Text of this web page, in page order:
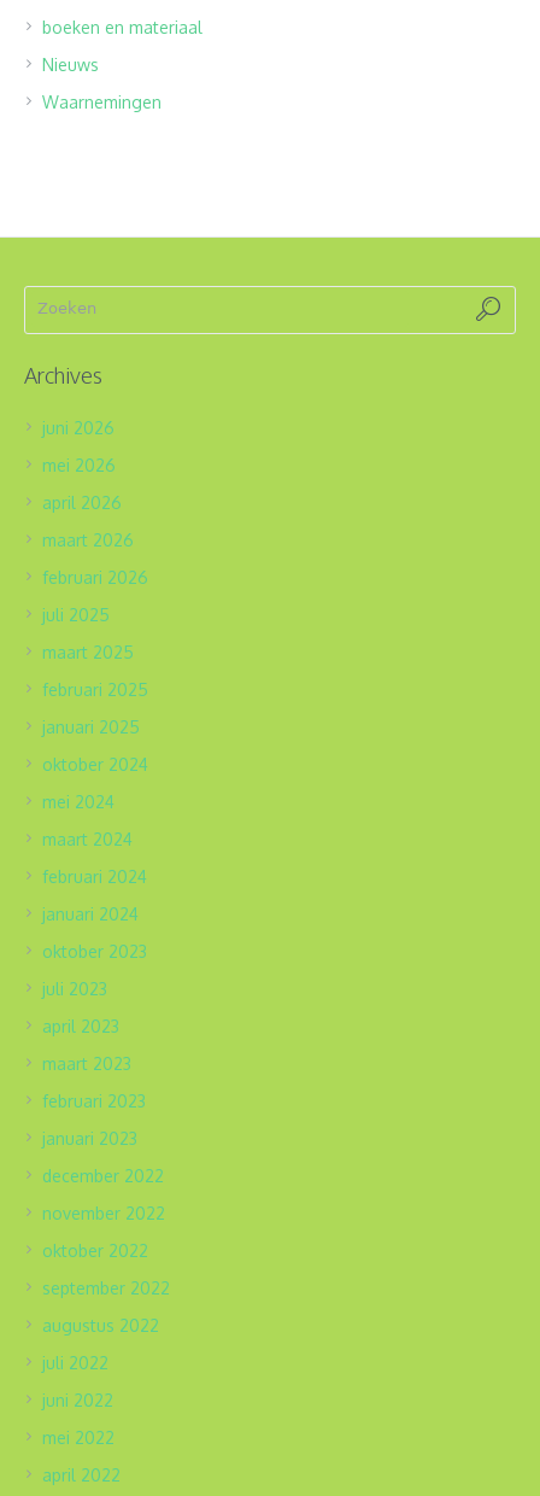
boeken en materiaal
Nieuws
Waarnemingen
Archives
juni 2026
mei 2026
april 2026
maart 2026
februari 2026
juli 2025
maart 2025
februari 2025
januari 2025
oktober 2024
mei 2024
maart 2024
februari 2024
januari 2024
oktober 2023
juli 2023
april 2023
maart 2023
februari 2023
januari 2023
december 2022
november 2022
oktober 2022
september 2022
augustus 2022
juli 2022
juni 2022
mei 2022
april 2022